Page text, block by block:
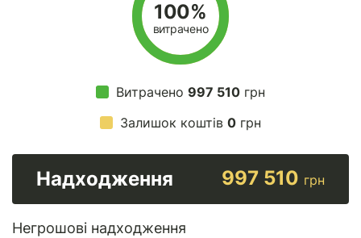
100%
витрачено
Витрачено 997 510 грн
Залишок коштів 0 грн
Надходження 997 510 грн
Негрошові надходження